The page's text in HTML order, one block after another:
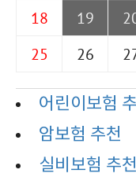
18
19
25
26
어린이보험
암보험 추천
실비보험 추천